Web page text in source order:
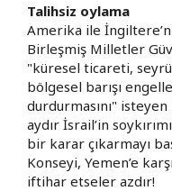
Talihsiz oylama
Amerika ile
Birleşmiş Milletler
"küresel ticareti,
bölgesel barışı
durdurmasını"
aydır İsrail’in
bir karar çıkarmayı
Konseyi, Yemen’e
iftihar etseler azdır!